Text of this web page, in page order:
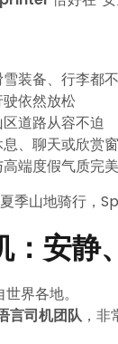
装备、行李都
依然放松
道路从容不迫
、聊天或欣赏
端度假气质完
季山地骑行，
：安静
界各地。
言司机团队，非